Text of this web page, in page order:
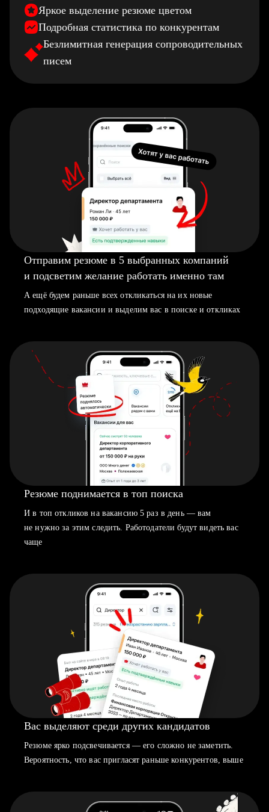
Яркое выделение резюме цветом
Подробная статистика по конкурентам
Безлимитная генерация сопроводительных
писем
Отправим резюме в 5 выбранных компаний
и подсветим желание работать именно там
А ещё будем раньше всех откликаться на их новые
подходящие вакансии и выделим вас в поиске и откликах
Резюме поднимается в топ поиска
И в топ откликов на вакансию 5 раз в день — вам
не нужно за этим следить. Работодатели будут видеть вас
чаще
Вас выделяют среди других кандидатов
Резюме ярко подсвечивается — его сложно не заметить.
Вероятность, что вас пригласят раньше конкурентов, выше